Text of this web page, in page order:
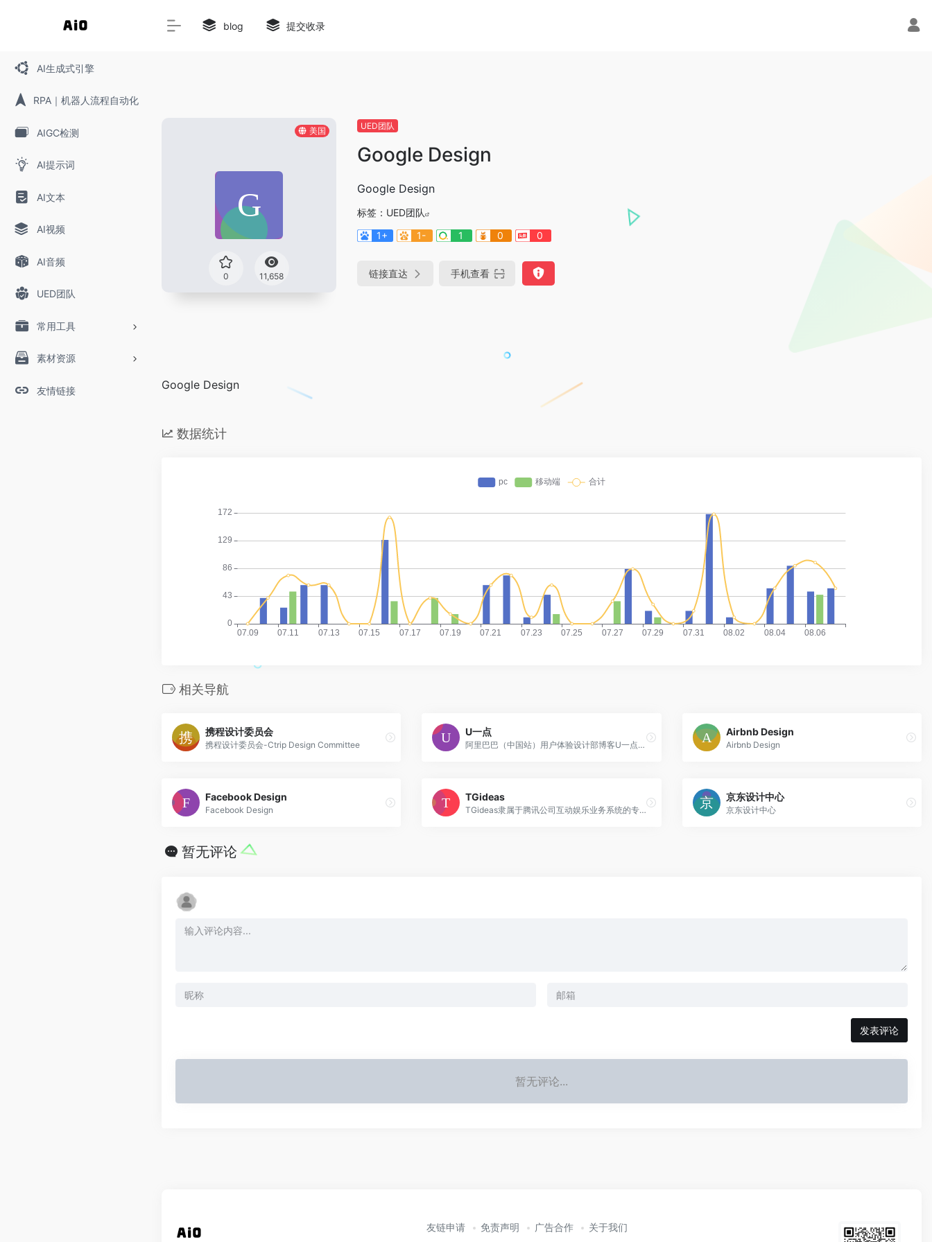
AI生成式引擎
RPA｜机器人流程自动化
AIGC检测‌
AI提示词
AI文本
AI视频
AI音频
UED团队
常用工具
素材资源
友情链接
blog 提交收录
美国
0 11,658
UED团队
Google Design
Google Design
标签： UED团队
1+
1- 1 0 0
链接直达 手机查看
Google Design
数据统计
相关导航
携程设计委员会
携程设计委员会-Ctrip Design Committee
U一点
阿里巴巴（中国站）用户体验设计部博客U一点设计 UED团队
Airbnb Design
Airbnb Design
Facebook Design
Facebook Design
TGideas
TGideas隶属于腾讯公司互动娱乐业务系统的专业推广类设计团队
京东设计中心
京东设计中心
暂无评论
发表评论
暂无评论...
友链申请 免责声明 广告合作 关于我们